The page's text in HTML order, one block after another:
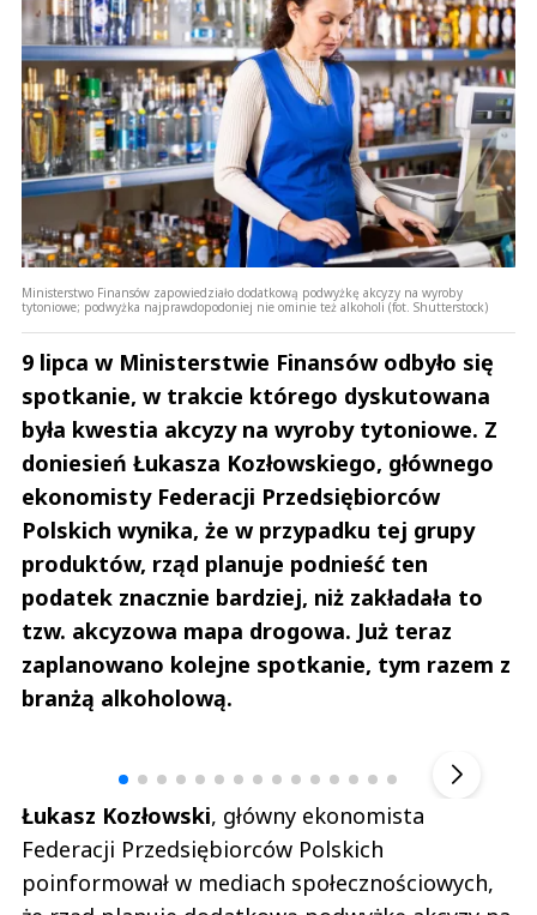
Ministerstwo Finansów zapowiedziało dodatkową podwyżkę akcyzy na wyroby
tytoniowe; podwyżka najprawdopodoniej nie ominie też alkoholi (fot. Shutterstock)
9 lipca w Ministerstwie Finansów odbyło się
spotkanie, w trakcie którego dyskutowana
była kwestia akcyzy na wyroby tytoniowe. Z
doniesień Łukasza Kozłowskiego, głównego
ekonomisty Federacji Przedsiębiorców
Polskich wynika, że w przypadku tej grupy
produktów, rząd planuje podnieść ten
podatek znacznie bardziej, niż zakładała to
tzw. akcyzowa mapa drogowa. Już teraz
zaplanowano kolejne spotkanie, tym razem z
branżą alkoholową.
Łukasz Kozłowski, główny ekonomista
Federacji Przedsiębiorców Polskich
poinformował w mediach społecznościowych,